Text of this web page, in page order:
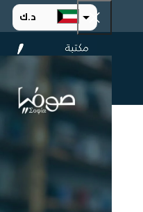
د.ك
د.إ
ر.ق